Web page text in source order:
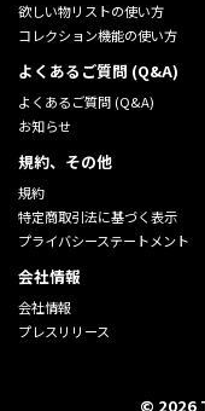
欲しい物リストの使い方
コレクション機能の使い方
よくあるご質問 (Q&A)
よくあるご質問 (Q&A)
お知らせ
規約、その他
規約
特定商取引法に基づく表示
プライバシーステートメント
会社情報
会社情報
プレスリリース
© 2026